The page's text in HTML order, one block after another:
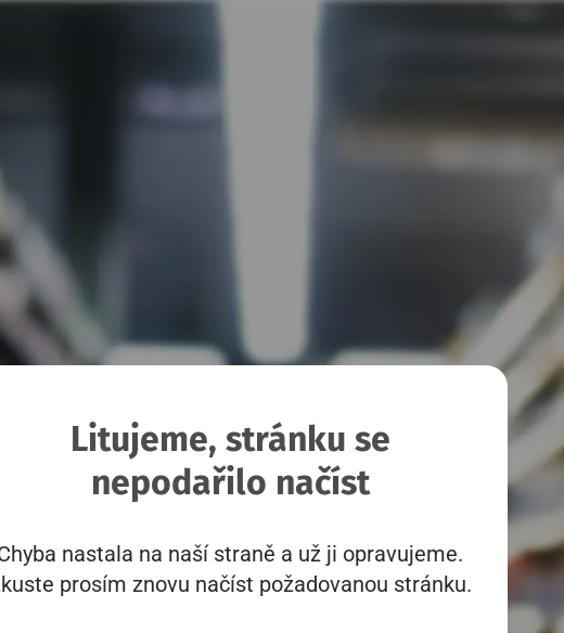
Litujeme, stránku se
nepodařilo načíst
nastala na naší straně a už ji opravujeme.
prosím znovu načíst požadovanou stránku.